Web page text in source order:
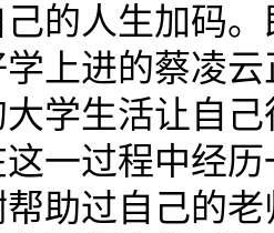
己的人生加码
上进的蔡凌
学生活让自
一过程中经
助过自己的